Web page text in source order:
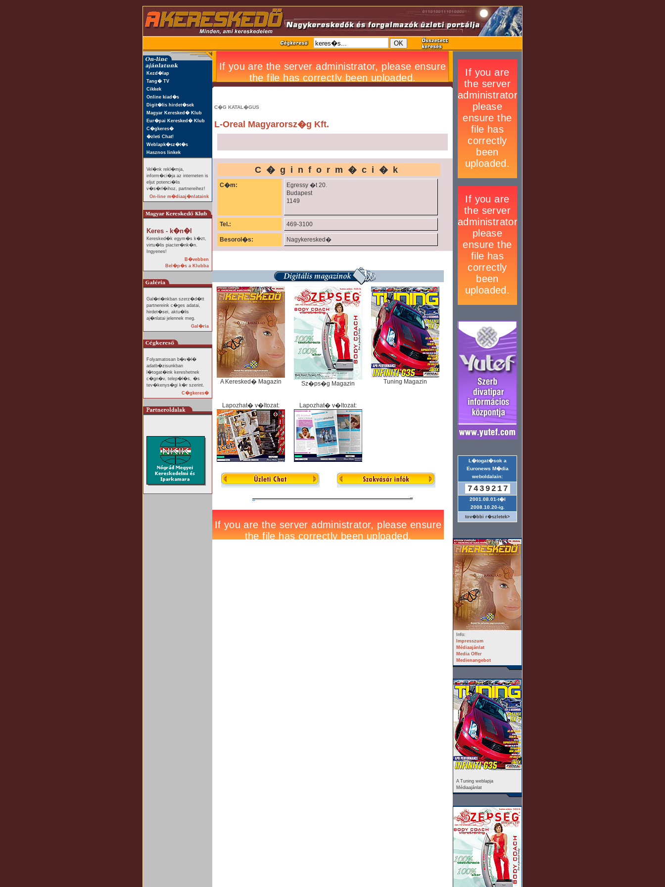
Kezd�lap
Tang� TV
Cikkek
Online kiad�s
Digit�lis hirdet�sek
Magyar Keresked� Klub
Eur�pai Keresked� Klub
C�gkeres�
�zleti Chat!
Weblapk�sz�t�s
Hasznos linkek
Vel�nk rekl�mja,
inform�ci�ja az interneten is
eljut potenci�lis
v�s�rl�ihoz, partnereihez!
On-line m�diaaj�nlataink
Keres - k�n�l
Keresked�k egym�s k�zt,
virtu�lis piacter�nk�n.
Ingyenes!
B�vebben
Bel�p�s a Klubba
Gal�ri�nkban szerz�d�tt
partnereink c�ges adatai,
hirdet�sei, aktu�lis
aj�nlatai jelennek meg.
Gal�ria
Folyamatosan b�v�l�
adatb�zisunkban
l�togat�ink kereshetnek
c�gn�v, telep�l�s, �s
tev�kenys�gi k�r szerint.
C�gkeres�
C�G KATAL�GUS
L-Oreal Magyarorsz�g Kft.
C�ginform�ci�k
C�m:
Egressy �t 20.
Budapest
1149
Tel.: 469-3100
Besorol�s: Nagykeresked�
A Keresked� Magazin Sz�ps�g Magazin Tuning Magazin
Lapozhat� v�ltozat: Lapozhat� v�ltozat:
L�togat�sok a
Euronews M�dia
weboldalain:
7439217
2001.08.01-t�l
2008.10.20-ig.
tov�bbi r�szletek>
Info:
Impresszum
Médiaajánlat
Media Offer
Medienangebot
A Tuning weblapja
Médiaajánlat